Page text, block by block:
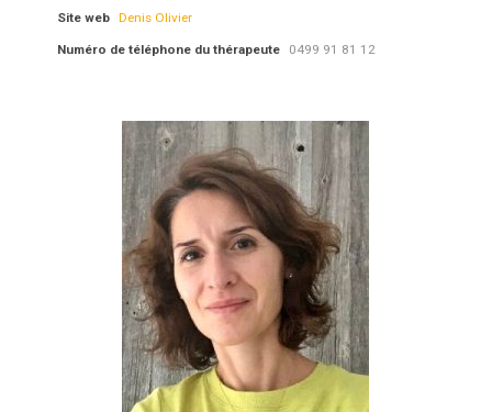
Site web Denis Olivier
Numéro de téléphone du thérapeute 0499 91 81 12